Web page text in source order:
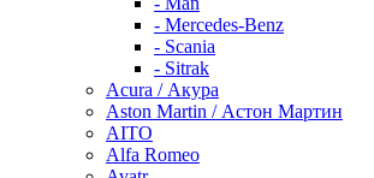
- Mercedes-Benz
- Scania
- Sitrak
Acura / Акура
Aston Martin / Астон Мартин
AITO
Alfa Romeo